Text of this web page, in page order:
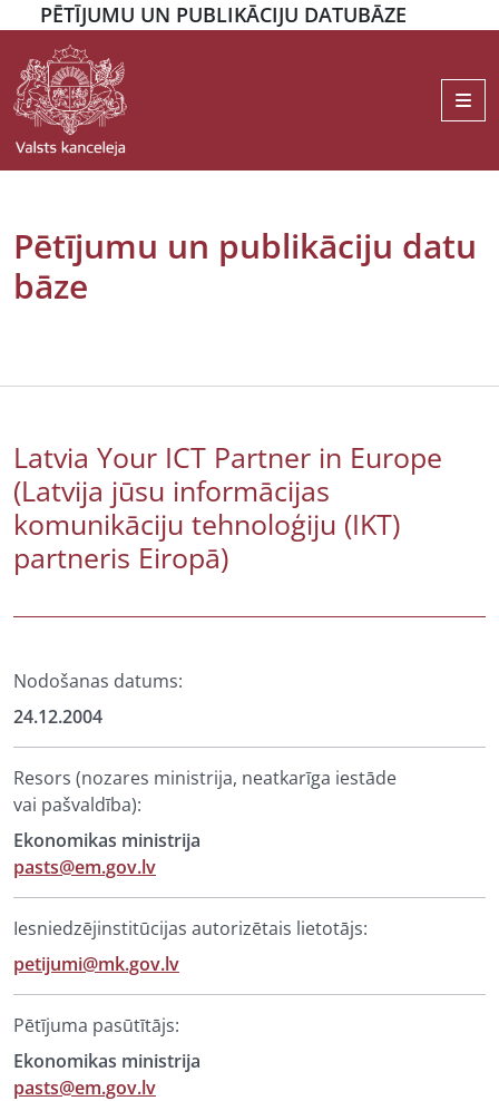
PĒTĪJUMU UN PUBLIKĀCIJU DATUBĀZE
Pētījumu un publikāciju datu
bāze
Latvia Your ICT Partner in Europe
(Latvija jūsu informācijas
komunikāciju tehnoloģiju (IKT)
partneris Eiropā)
Nodošanas datums:
24.12.2004
Resors (nozares ministrija, neatkarīga iestāde
vai pašvaldība):
Ekonomikas ministrija
pasts@em.gov.lv
Iesniedzējinstitūcijas autorizētais lietotājs:
petijumi@mk.gov.lv
Pētījuma pasūtītājs:
Ekonomikas ministrija
pasts@em.gov.lv